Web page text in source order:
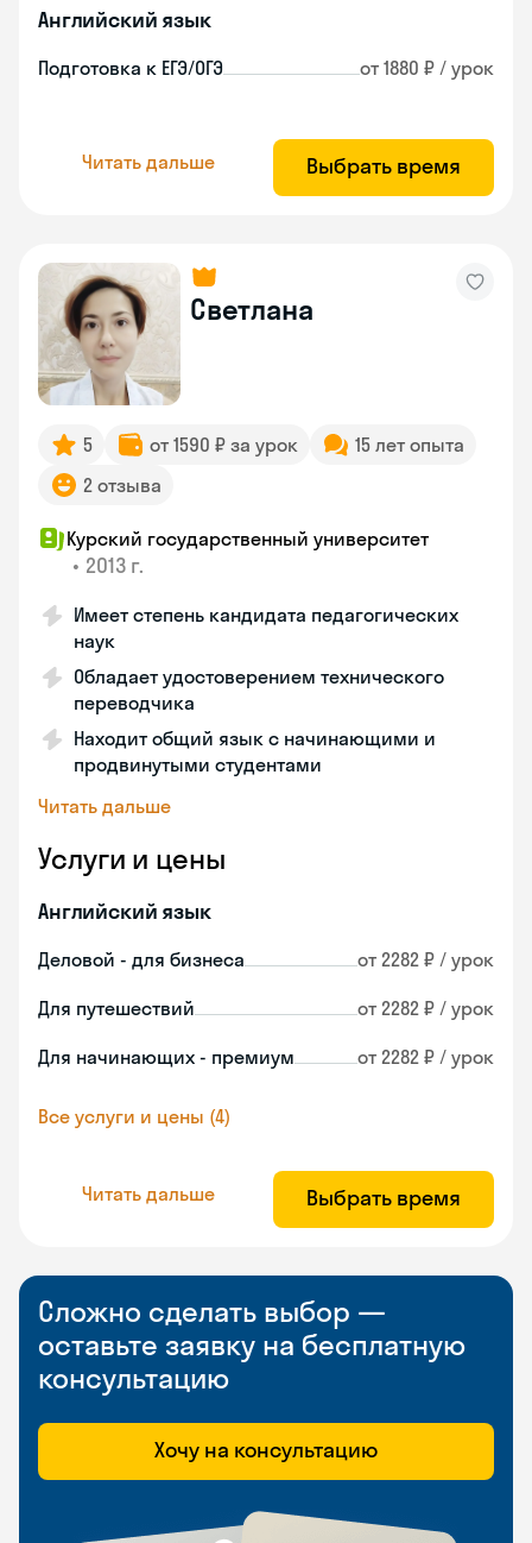
Английский язык
Подготовка к ЕГЭ/ОГЭ от 1880 ₽ / урок
Читать дальше Выбрать время
Светлана
5 от 1590 ₽ за урок
15 лет опыта
2 отзыва
Курский государственный университет
• 2013 г.
Имеет степень кандидата педагогических
наук
Обладает удостоверением технического
переводчика
Находит общий язык с начинающими и
продвинутыми студентами
Читать дальше
Услуги и цены
Английский язык
Деловой - для бизнеса от 2282 ₽ / урок
Для путешествий от 2282 ₽ / урок
Для начинающих - премиум от 2282 ₽ / урок
Все услуги и цены (4)
Читать дальше Выбрать время
Сложно сделать выбор —
оставьте заявку на бесплатную
консультацию
Хочу на консультацию